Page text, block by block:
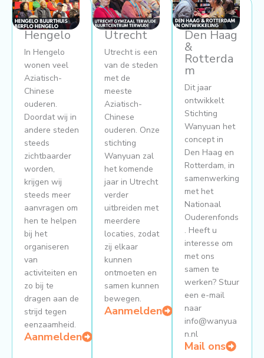
Hengelo
In Hengelo
wonen veel
Aziatisch-
Chinese
ouderen.
Doordat wij in
andere steden
steeds
zichtbaarder
worden,
krijgen wij
steeds meer
aanvragen om
hen te helpen
bij het
organiseren
van
activiteiten en
zo bij te
dragen aan de
strijd tegen
eenzaamheid.
Aanmelden
Utrecht
Utrecht is een
van de steden
met de
meeste
Aziatisch-
Chinese
ouderen. Onze
stichting
Wanyuan zal
het komende
jaar in Utrecht
verder
uitbreiden met
meerdere
locaties, zodat
zij elkaar
kunnen
ontmoeten en
samen kunnen
bewegen.
Aanmelden
Den Haag
&
Rotterda
m
Dit jaar
ontwikkelt
Stichting
Wanyuan het
concept in
Den Haag en
Rotterdam, in
samenwerking
met het
Nationaal
Ouderenfonds
. Heeft u
interesse om
met ons
samen te
werken? Stuur
een e-mail
naar
info@wanyua
n.nl
Mail ons